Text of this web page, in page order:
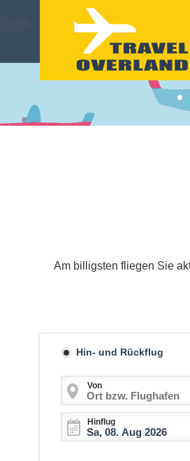
Am billigsten fliegen Sie
Hin- und Rückflug
Von
Hinflug